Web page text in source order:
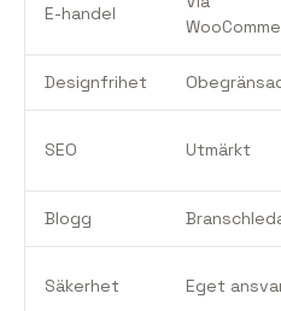
E-handel
Designfrihet
SEO Utmärkt
Blogg
Säkerhet Eget